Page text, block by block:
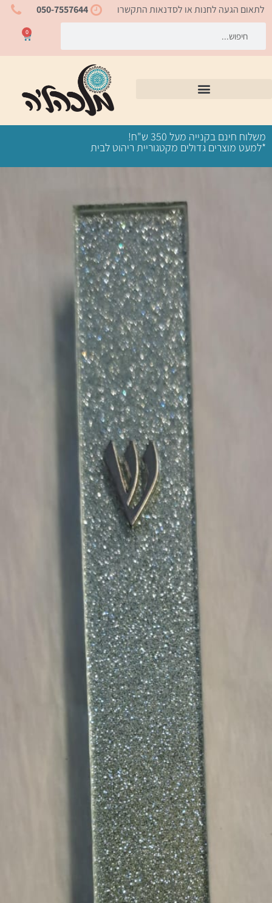
דילוג
050-7557644 לתאום הגעה לחנות או לסדנאות התקשרו
0
עגלת
קניות
משלוח חינם בקנייה מעל 350 ש"ח!
*למעט מוצרים גדולים מקטגוריית ריהוט לבית